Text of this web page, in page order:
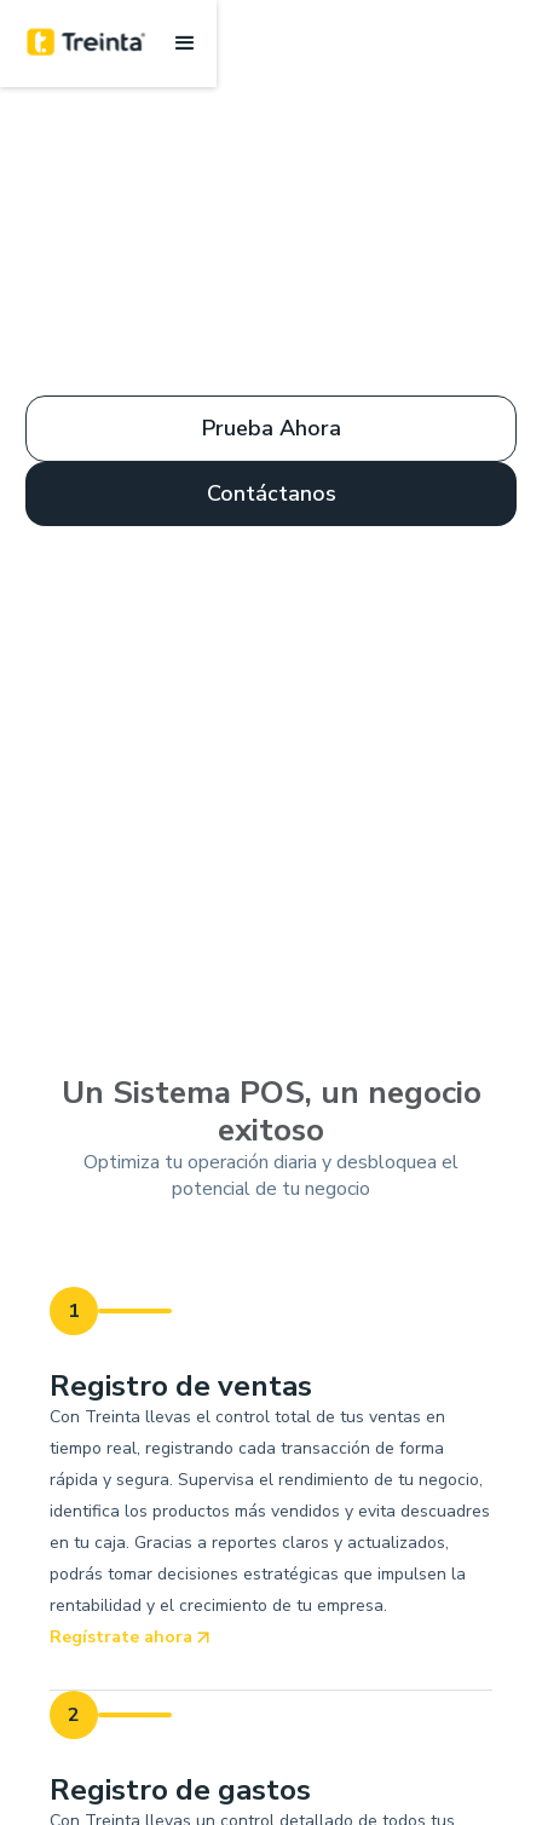
Prueba Ahora
Contáctanos
Un Sistema POS, un negocio
exitoso
Optimiza tu operación diaria y desbloquea el
potencial de tu negocio
1
Registro de ventas
Con Treinta llevas el control total de tus ventas en
tiempo real, registrando cada transacción de forma
rápida y segura. Supervisa el rendimiento de tu negocio,
identifica los productos más vendidos y evita descuadres
en tu caja. Gracias a reportes claros y actualizados,
podrás tomar decisiones estratégicas que impulsen la
rentabilidad y el crecimiento de tu empresa.
Regístrate ahora
2
Registro de gastos